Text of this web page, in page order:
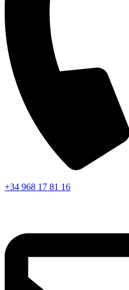
+34 968 17 81 16